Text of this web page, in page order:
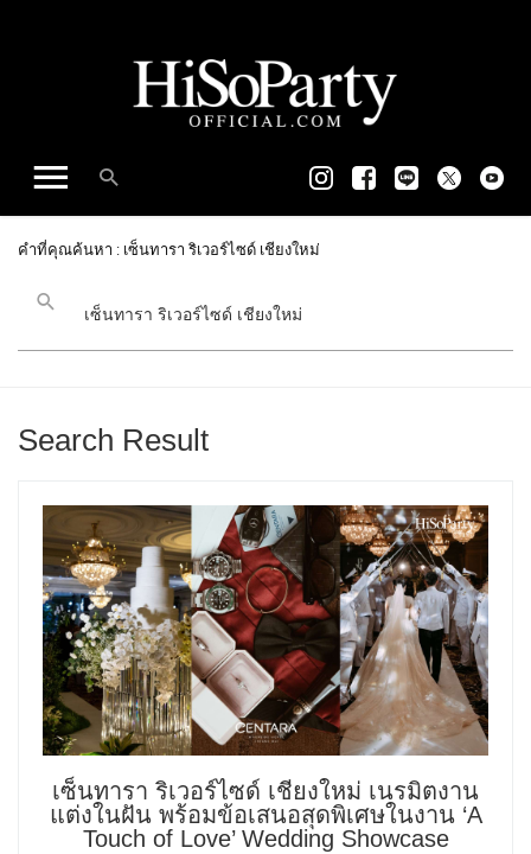
คำที่คุณค้นหา : เซ็นทารา ริเวอร์ไซด์ เชียงใหม่
Search Result
เซ็นทารา ริเวอร์ไซด์ เชียงใหม่ เนรมิตงาน
แต่งในฝัน พร้อมข้อเสนอสุดพิเศษในงาน ‘A
Touch of Love’ Wedding Showcase